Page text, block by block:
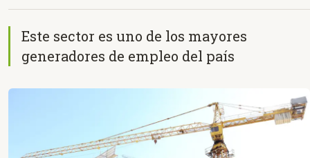
Este sector es uno de los mayores
generadores de empleo del país